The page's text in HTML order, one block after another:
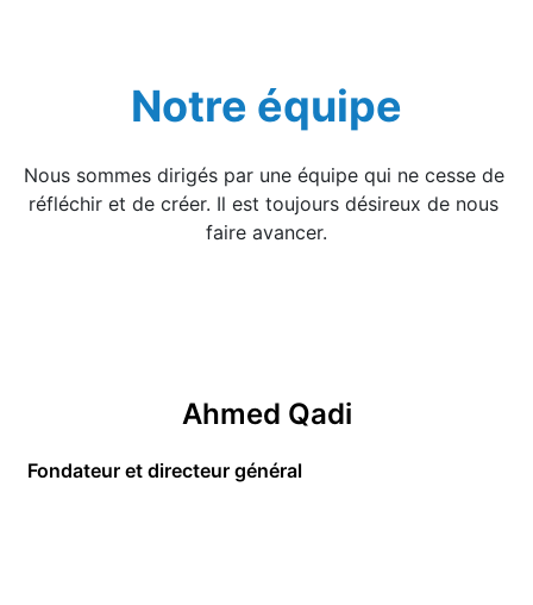
Notre équipe
Nous sommes dirigés par une équipe qui ne cesse de
réfléchir et de créer. Il est toujours désireux de nous
faire avancer.
Ahmed Qadi
Fondateur et directeur général